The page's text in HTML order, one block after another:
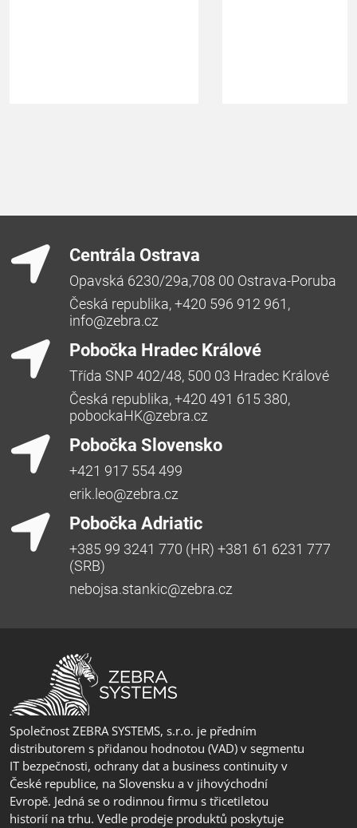
Centrála Ostrava
Opavská 6230/29a,708 00 Ostrava-Poruba
Česká republika, +420 596 912 961,
info@zebra.cz
Pobočka Hradec Králové
Třída SNP 402/48, 500 03 Hradec Králové
Česká republika, +420 491 615 380,
pobockaHK@zebra.cz
Pobočka Slovensko
+421 917 554 499
erik.leo@zebra.cz
Pobočka Adriatic
+385 99 3241 770 (HR) +381 61 6231 777
(SRB)
nebojsa.stankic@zebra.cz
Společnost ZEBRA SYSTEMS, s.r.o. je předním
distributorem s přidanou hodnotou (VAD) v segmentu
IT bezpečnosti, ochrany dat a business continuity v
České republice, na Slovensku a v jihovýchodní
Evropě. Jedná se o rodinnou firmu s třicetiletou
historií na trhu. Vedle prodeje produktů poskytuje